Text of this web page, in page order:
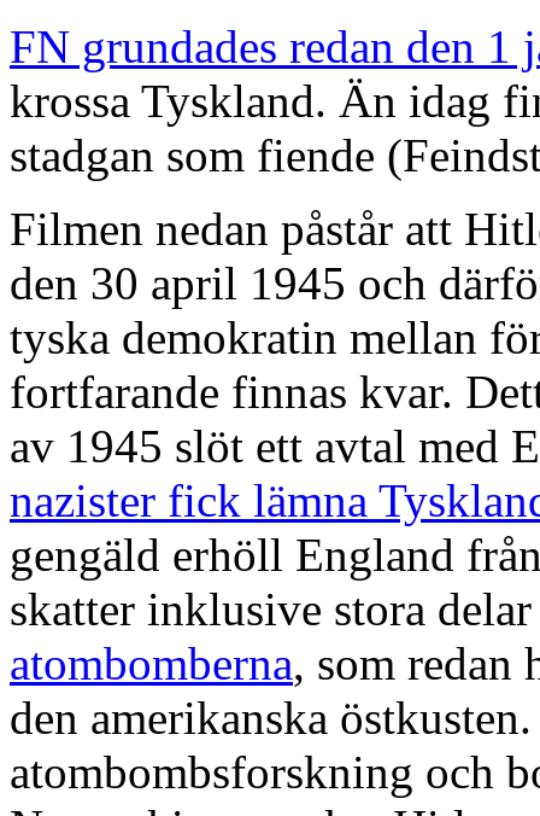
FN grundades redan den 1
krossa Tyskland. Än idag
stadgan som fiende
Filmen nedan påstår att
den 30 april 1945 och
tyska demokratin mellan
fortfarande finnas kvar.
av 1945 slöt ett avtal med
nazister fick lämna
gengäld erhöll England
skatter inklusive stora
atombomberna, som redan
den amerikanska
atombombsforskning och